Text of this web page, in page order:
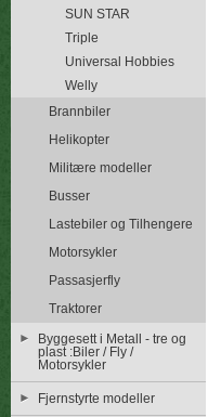
SUN STAR
Triple
Universal Hobbies
Welly
Brannbiler
Helikopter
Militære modeller
Busser
Lastebiler og Tilhengere
Motorsykler
Passasjerfly
Traktorer
Byggesett i Metall - tre og
plast :Biler / Fly /
Motorsykler
Fjernstyrte modeller